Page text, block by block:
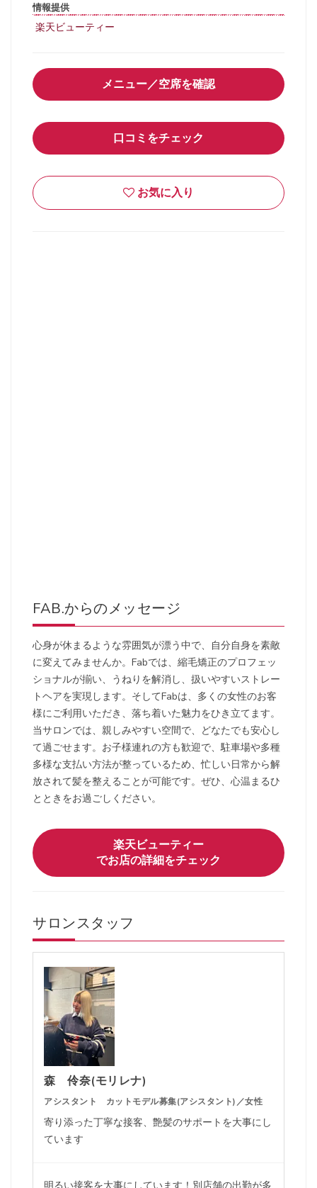
情報提供
楽天ビューティー
メニュー／空席を確認
口コミをチェック
お気に入り
FAB.からのメッセージ
心身が休まるような雰囲気が漂う中で、自分自身を素敵
に変えてみませんか。Fabでは、縮毛矯正のプロフェッ
ショナルが揃い、うねりを解消し、扱いやすいストレー
トヘアを実現します。そしてFabは、多くの女性のお客
様にご利用いただき、落ち着いた魅力をひき立てます。
当サロンでは、親しみやすい空間で、どなたでも安心し
て過ごせます。お子様連れの方も歓迎で、駐車場や多種
多様な支払い方法が整っているため、忙しい日常から解
放されて髪を整えることが可能です。ぜひ、心温まるひ
とときをお過ごしください。
楽天ビューティー
でお店の詳細をチェック
サロンスタッフ
森 伶奈(モリレナ)
アシスタント カットモデル募集(アシスタント)／女性
寄り添った丁寧な接客、艶髪のサポートを大事にし
ています